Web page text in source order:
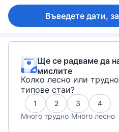
Въведете дати,
Ще се радваме да
мислите
Колко лесно или
типове стаи?
1 2 3
4
Много трудно Много лесно